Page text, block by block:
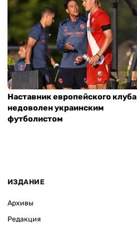
Наставник европейского клуба
недоволен украинским
футболистом
ИЗДАНИЕ
Архивы
Редакция